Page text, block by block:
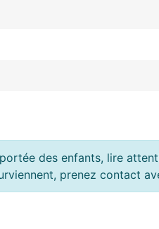
des enfants, lire
prenez contact